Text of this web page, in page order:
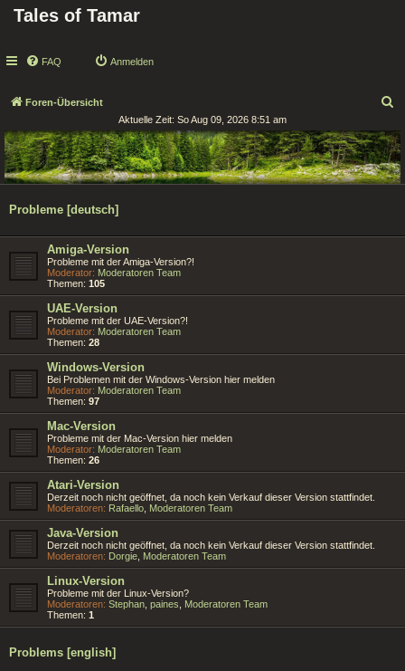
Tales of Tamar
FAQ Anmelden
Foren-Übersicht
c
h
e
Aktuelle Zeit: So Aug 09, 2026 8:51 am
Probleme [deutsch]
Amiga-Version
Probleme mit der Amiga-Version?!
Moderator: Moderatoren Team
Themen: 105
UAE-Version
Probleme mit der UAE-Version?!
Moderator: Moderatoren Team
Themen: 28
Windows-Version
Bei Problemen mit der Windows-Version hier melden
Moderator: Moderatoren Team
Themen: 97
Mac-Version
Probleme mit der Mac-Version hier melden
Moderator: Moderatoren Team
Themen: 26
Atari-Version
Derzeit noch nicht geöffnet, da noch kein Verkauf dieser Version stattfindet.
Moderatoren: Rafaello Moderatoren Team
Java-Version
Derzeit noch nicht geöffnet, da noch kein Verkauf dieser Version stattfindet.
Moderatoren: Dorgie Moderatoren Team
Linux-Version
Probleme mit der Linux-Version?
Moderatoren: Stephan paines
Moderatoren Team
Themen: 1
Problems [english]